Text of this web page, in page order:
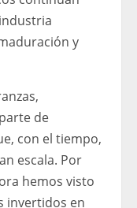
y
de
con el tiempo,
escala. Por
hemos visto
invertidos en